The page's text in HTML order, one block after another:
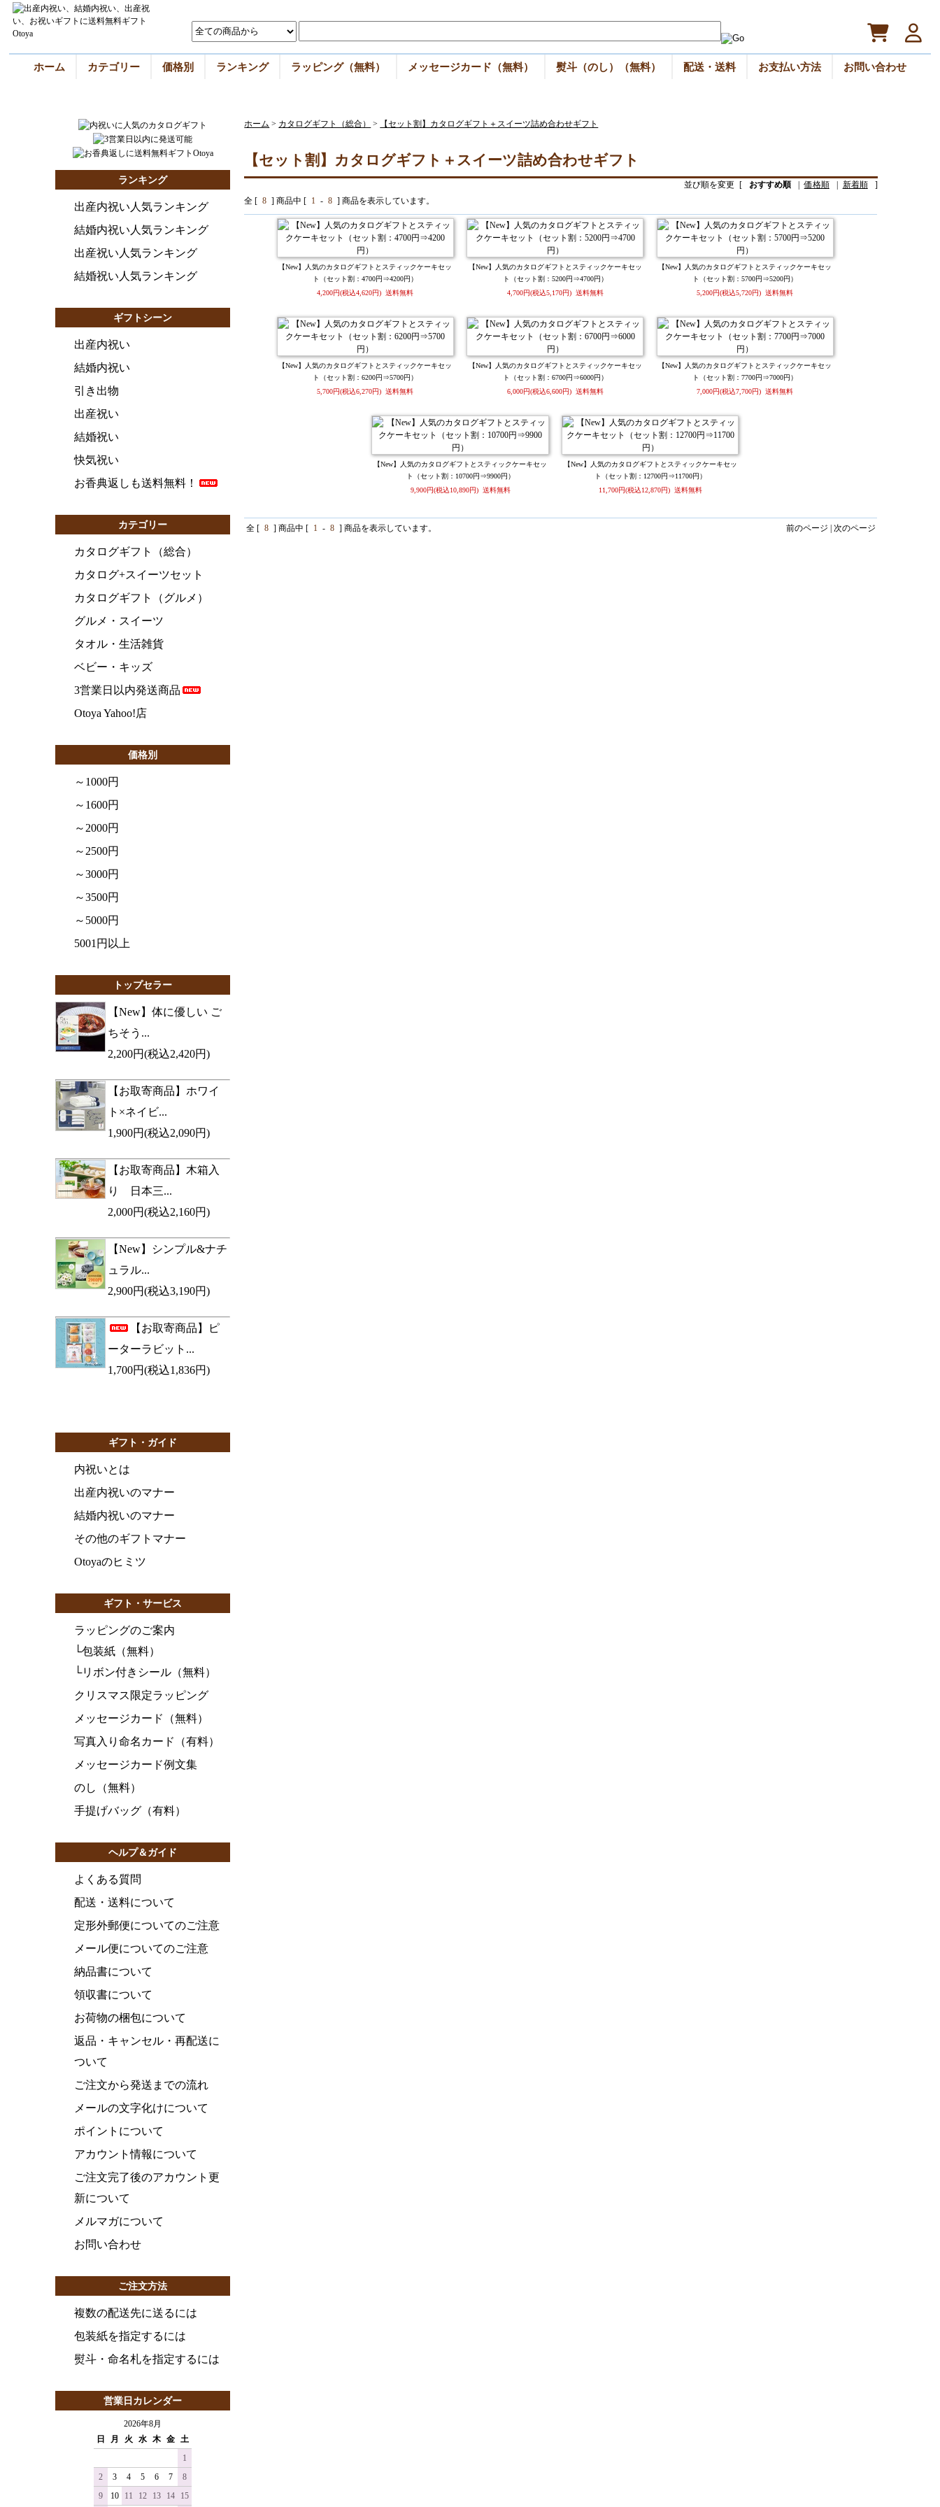
ホーム カテゴリー 価格別 ランキング ラッピング（無料） メッセージカード（無料） 熨斗（のし）（無料） 配送・送料 お支払い方法 お問い合わせ
ランキング
出産内祝い人気ランキング
結婚内祝い人気ランキング
出産祝い人気ランキング
結婚祝い人気ランキング
ギフトシーン
出産内祝い
結婚内祝い
引き出物
出産祝い
結婚祝い
快気祝い
お香典返しも送料無料！
カテゴリー
カタログギフト（総合）
カタログ+スイーツセット
カタログギフト（グルメ）
グルメ・スイーツ
タオル・生活雑貨
ベビー・キッズ
3営業日以内発送商品
Otoya Yahoo!店
価格別
～1000円
～1600円
～2000円
～2500円
～3000円
～3500円
～5000円
5001円以上
トップセラー
【New】体に優しい ご
ちそう...
2,200円(税込2,420円)
【お取寄商品】ホワイ
ト×ネイビ...
1,900円(税込2,090円)
【お取寄商品】木箱入
り 日本三...
2,000円(税込2,160円)
【New】シンプル&ナチ
ュラル...
2,900円(税込3,190円)
【お取寄商品】ピ
ーターラビット...
1,700円(税込1,836円)
ギフト・ガイド
内祝いとは
出産内祝いのマナー
結婚内祝いのマナー
その他のギフトマナー
Otoyaのヒミツ
ギフト・サービス
ラッピングのご案内
└包装紙（無料）
└リボン付きシール（無料）
クリスマス限定ラッピング
メッセージカード（無料）
写真入り命名カード（有料）
メッセージカード例文集
のし（無料）
手提げバッグ（有料）
ヘルプ＆ガイド
よくある質問
配送・送料について
定形外郵便についてのご注意
メール便についてのご注意
納品書について
領収書について
お荷物の梱包について
返品・キャンセル・再配送に
ついて
ご注文から発送までの流れ
メールの文字化けについて
ポイントについて
アカウント情報について
ご注文完了後のアカウント更
新について
メルマガについて
お問い合わせ
ご注文方法
複数の配送先に送るには
包装紙を指定するには
熨斗・命名札を指定するには
営業日カレンダー
2026年8月
日
月 火 水 木 金 土
1
2
3 4 5 6 7
8
9
10 11 12 13 14 15
ホーム > カタログギフト（総合） > 【セット割】カタログギフト＋スイーツ詰め合わせギフト
【セット割】カタログギフト＋スイーツ詰め合わせギフト
並び順を変更 [ おすすめ順 価格順 新着順
]
全 [ 8 ] 商品中 [ 1 - 8 ] 商品を表示しています。
【New】人気のカタログギフトとスティックケーキセッ
ト（セット割：4700円⇒4200円）
4,200円(税込4,620円) 送料無料
【New】人気のカタログギフトとスティックケーキセッ
ト（セット割：5200円⇒4700円）
4,700円(税込5,170円) 送料無料
【New】人気のカタログギフトとスティックケーキセッ
ト（セット割：5700円⇒5200円）
5,200円(税込5,720円) 送料無料
【New】人気のカタログギフトとスティックケーキセッ
ト（セット割：6200円⇒5700円）
5,700円(税込6,270円) 送料無料
【New】人気のカタログギフトとスティックケーキセッ
ト（セット割：6700円⇒6000円）
6,000円(税込6,600円) 送料無料
【New】人気のカタログギフトとスティックケーキセッ
ト（セット割：7700円⇒7000円）
7,000円(税込7,700円) 送料無料
【New】人気のカタログギフトとスティックケーキセッ
ト（セット割：10700円⇒9900円）
9,900円(税込10,890円) 送料無料
【New】人気のカタログギフトとスティックケーキセッ
ト（セット割：12700円⇒11700円）
11,700円(税込12,870円) 送料無料
全 [ 8 ] 商品中 [ 1 - 8 ] 商品を表示しています。 前のページ | 次のページ